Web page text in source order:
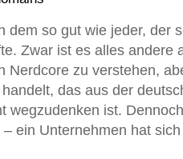
dem so gut wie jeder, der
Zwar ist es alles andere
Nerdcore zu verstehen,
das aus der
wegzudenken ist.
ein Unternehmen hat